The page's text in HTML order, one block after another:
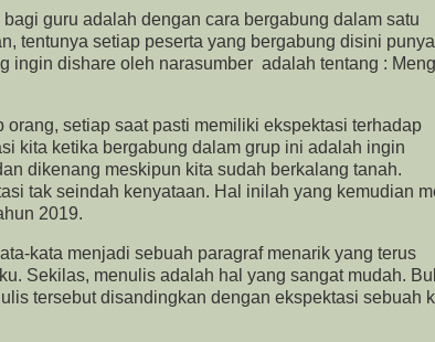
guru adalah dengan cara bergabung dalam satu
tentunya setiap peserta yang bergabung disini punya
ingin dishare oleh narasumber adalah tentang :
orang, setiap saat pasti memiliki ekspektasi terhadap
kita ketika bergabung dalam grup ini adalah ingin
dikenang meskipun kita sudah berkalang tanah.
tak seindah kenyataan. Hal inilah yang kemudian
2019.
kata menjadi sebuah paragraf menarik yang terus
Sekilas, menulis adalah hal yang sangat mudah.
tersebut disandingkan dengan ekspektasi sebuah